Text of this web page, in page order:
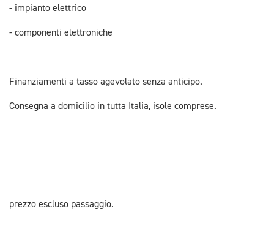
- impianto elettrico
- componenti elettroniche
Finanziamenti a tasso agevolato senza anticipo.
Consegna a domicilio in tutta Italia, isole comprese.
prezzo escluso passaggio.